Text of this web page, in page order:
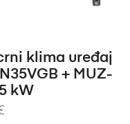
crni klima uređaj
+ MUZ-
kW